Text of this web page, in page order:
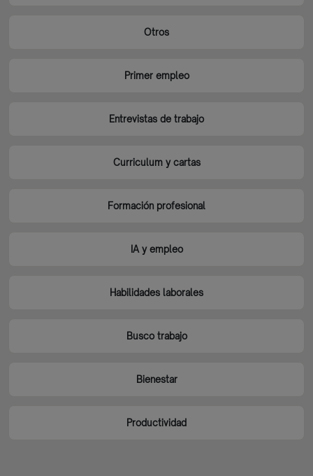
Otros
Primer empleo
Entrevistas de trabajo
Curriculum y cartas
Formación profesional
IA y empleo
Habilidades laborales
Busco trabajo
Bienestar
Productividad